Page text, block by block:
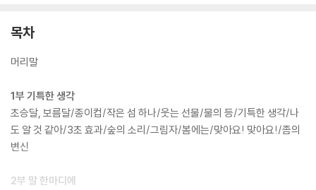
목차
머리말
1부 기특한 생각
초승달, 보름달/종이컵/작은 섬 하나/웃는 선물/물의 등/기특한 생각/나
도 알 것 같아/3초 효과/숲의 소리/그림자/봄에는/맞아요! 맞아요!/좀의
변신
2부 말 한마디에